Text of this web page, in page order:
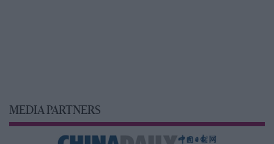
MEDIA PARTNERS